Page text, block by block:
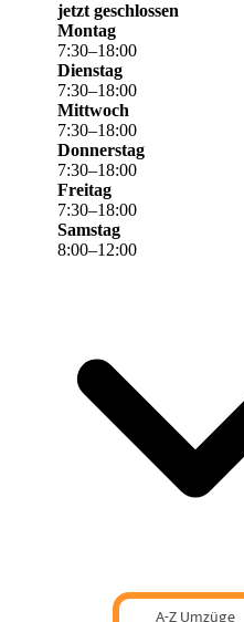
jetzt geschlossen
Montag
7:30–18:00
Dienstag
7:30–18:00
Mittwoch
7:30–18:00
Donnerstag
7:30–18:00
Freitag
7:30–18:00
Samstag
8:00–12:00